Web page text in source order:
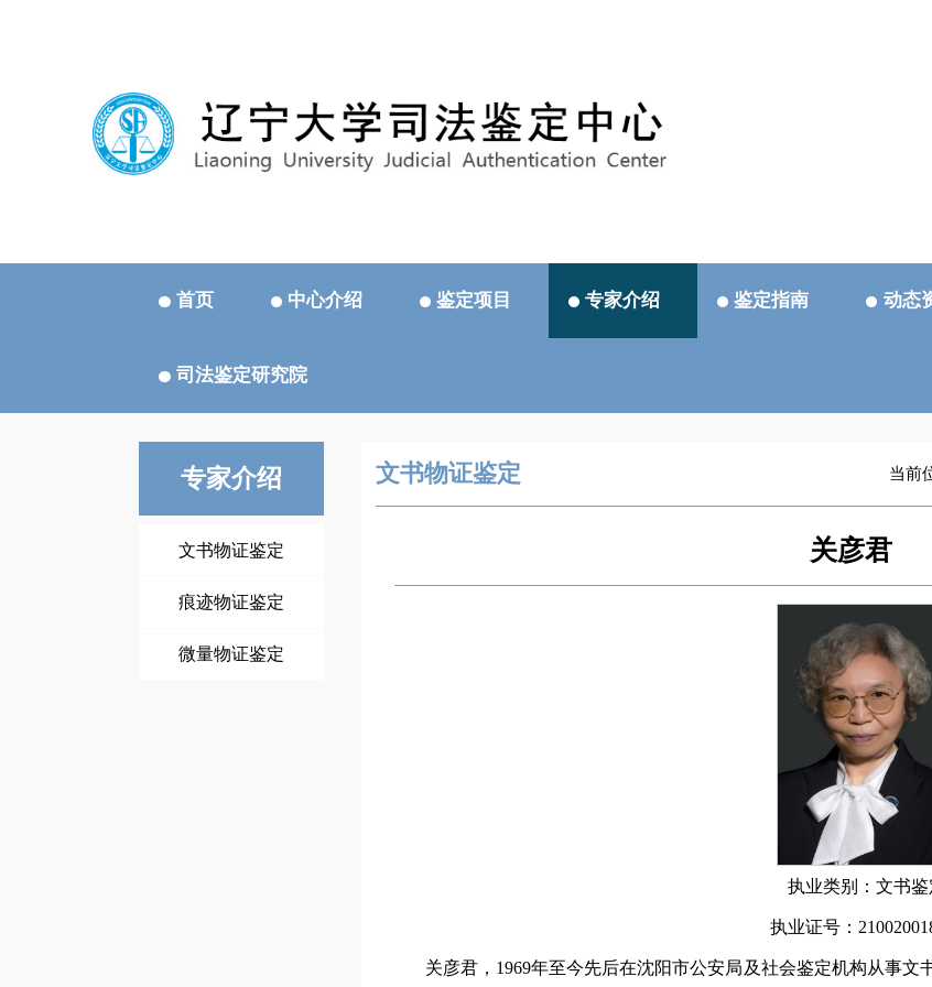
首页 中心介绍 鉴定项目 专家介绍 鉴定指南 动态
司法鉴定研究院
专家介绍
文书物证鉴定
痕迹物证鉴定
微量物证鉴定
当前
文书物证鉴定
关彦君
执业类别：文书鉴
执业证号：
关彦君， 1969年至今先后在沈阳市公安局及社会鉴定机构从事